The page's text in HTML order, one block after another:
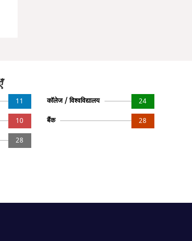
11 24
कॉलेज / विश्वविद्यालय
10
28
बैंक
28